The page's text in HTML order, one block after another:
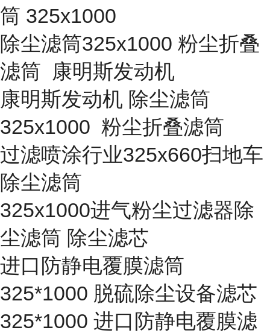
筒 325x1000
除尘滤筒325x1000 粉尘折叠
滤筒 康明斯发动机
康明斯发动机 除尘滤筒
325x1000 粉尘折叠滤筒
过滤喷涂行业325x660扫地车
除尘滤筒
325x1000进气粉尘过滤器除
尘滤筒 除尘滤芯
进口防静电覆膜滤筒
325*1000 脱硫除尘设备滤芯
325*1000 进口防静电覆膜滤